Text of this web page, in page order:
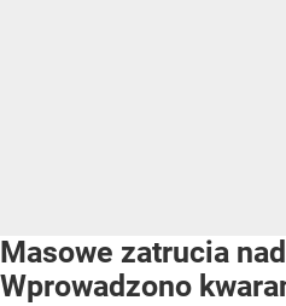
Masowe zatrucia
Wprowadzono